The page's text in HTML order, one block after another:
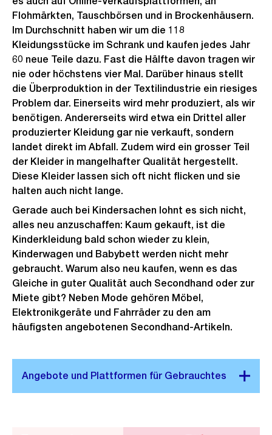
Flohmärkten, Tauschbörsen und in Brockenhäusern.
Im Durchschnitt haben wir um die 118
Kleidungsstücke im Schrank und kaufen jedes Jahr
60 neue Teile dazu. Fast die Hälfte davon tragen wir
nie oder höchstens vier Mal. Darüber hinaus stellt
die Überproduktion in der Textilindustrie ein riesiges
Problem dar. Einerseits wird mehr produziert, als wir
benötigen. Andererseits wird etwa ein Drittel aller
produzierter Kleidung gar nie verkauft, sondern
landet direkt im Abfall. Zudem wird ein grosser Teil
der Kleider in mangelhafter Qualität hergestellt.
Diese Kleider lassen sich oft nicht flicken und sie
halten auch nicht lange.
Gerade auch bei Kindersachen lohnt es sich nicht,
alles neu anzuschaffen: Kaum gekauft, ist die
Kinderkleidung bald schon wieder zu klein,
Kinderwagen und Babybett werden nicht mehr
gebraucht. Warum also neu kaufen, wenn es das
Gleiche in guter Qualität auch Secondhand oder zur
Miete gibt? Neben Mode gehören Möbel,
Elektronikgeräte und Fahrräder zu den am
häufigsten angebotenen Secondhand-Artikeln.